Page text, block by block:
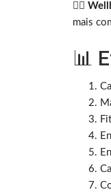
🏋🏽
mais
📊